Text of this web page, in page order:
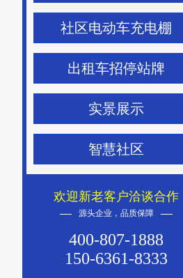
社区电动车充电棚
出租车招停站牌
实景展示
智慧社区
欢迎新老客户洽谈合作
源头企业，品质保障
400-807-1888
150-6361-8333